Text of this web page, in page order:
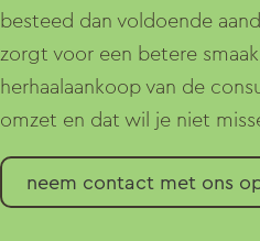
besteed dan voldoende
zorgt voor een betere
herhaalaankoop van de
omzet en dat wil je niet
neem contact met ons